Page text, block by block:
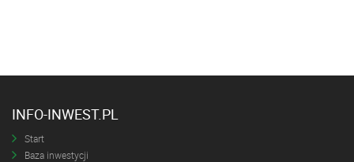
INFO-INWEST.PL
Start
Baza inwestycji